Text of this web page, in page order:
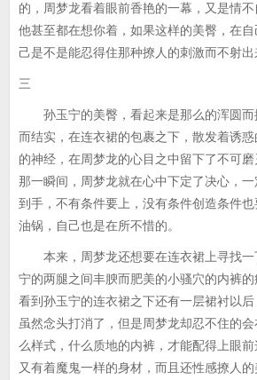
的，周梦龙看着眼前香艳的一幕，又是情不
他甚至都在想你着，如果这样的美臀，在
己是不是能忍得住那种撩人的刺激而不射出
三
孙玉宁的美臀，看起来是那么的浑圆而
而结实，在连衣裙的包裹之下，散发着诱
的神经，在周梦龙的心目之中留下了不可
那一瞬间，周梦龙就在心中下定了决心，
到手，不有条件要上，没有条件创造条件
油锅，自己也是在所不惜的。
本来，周梦龙还想要在连衣裙上寻找一
宁的两腿之间丰腴而肥美的小骚穴的内裤
看到孙玉宁的连衣裙之下还有一层裙衬以后
虽然念头打消了，但是周梦龙却忍不住的
么样式，什么质地的内裤，才能配得上眼
又有着魔鬼一样的身材，而且还性感撩人的